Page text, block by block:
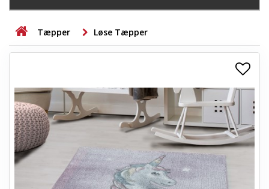
+
STUE
+
+
SOVEVÆRELSE
+
KONTORMØBLER
+
OPBEVARING
TÆPPER
Tæpper Løse Tæpper